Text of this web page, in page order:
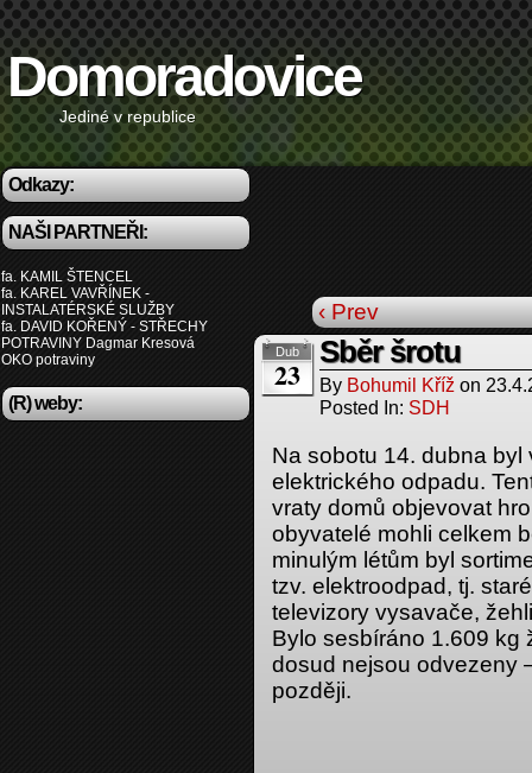
Domoradovice
Jediné v republice
Odkazy:
NAŠI PARTNEŘI:
fa. KAMIL ŠTENCEL
fa. KAREL VAVŘÍNEK -
INSTALATÉRSKÉ SLUŽBY
fa. DAVID KOŘENÝ - STŘECHY
POTRAVINY Dagmar Kresová
OKO potraviny
(R) weby:
‹ Prev
Dub
23
Sběr šrotu
By Bohumil Kříž on
Posted In: SDH
Na sobotu 14. dubna
elektrického odpadu.
vraty domů objevovat
obyvatelé mohli celkem
minulým létům byl
tzv. elektroodpad, tj.
televizory vysavače,
Bylo sesbíráno 1.609 kg
dosud nejsou odvezeny
později.